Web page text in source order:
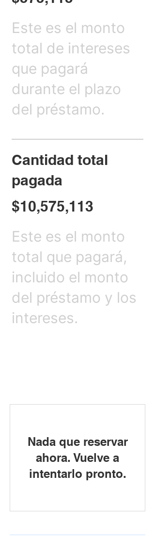
Este es el monto
total de intereses
que pagará
durante el plazo
del préstamo.
Cantidad total
pagada
$10,575,113
Este es el monto
total que pagará,
incluido el monto
del préstamo y los
intereses.
Nada que reservar
ahora. Vuelve a
intentarlo pronto.